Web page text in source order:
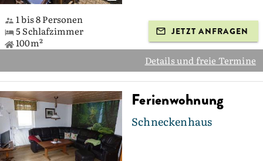
1 bis 8 Personen
5 Schlafzimmer
100m²
JETZT ANFRAGEN
Details und freie Termine
Ferienwohnung
Schneckenhaus